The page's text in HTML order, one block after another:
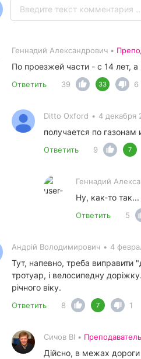
Геннадий Александрович •
По проезжей части - с 14 лет,
Ответить 39 33 6
Ditto Oxford • 4 декабря
получается по
Ответить 9 7
Геннадий
Ну, как-то так...
Ответить 5
Андрій Володимирович • 4
Тут, напевно, треба виправити
тротуар, і велосипедну
річного віку.
Ответить 8 7 1
Сичов ВІ • Преподаватель
Дійсно, в межах дороги